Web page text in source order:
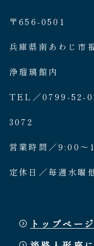
〒656-0501
兵庫県南あわじ市
浄瑠璃館内
TEL／0799-52-
3072
営業時間／9:00〜
定休日／毎週水曜
トップページ